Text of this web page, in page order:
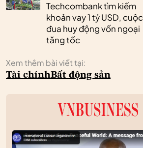
Techcombank tìm kiếm
khoản vay 1 tỷ USD, cuộc
đua huy động vốn ngoại
tăng tốc
Xem thêm bài viết tại:
Tài chínhBất động sản